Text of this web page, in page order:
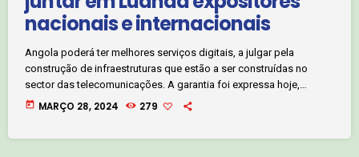
nacionais e internacionais
Angola poderá ter melhores serviços digitais, a julgar pela
construção de infraestruturas que estão a ser construídas no
sector das telecomunicações. A garantia foi expressa hoje,
quinta-feira, 28 de Março pelo Ministro das Telecomunicações,
today MARÇO 28, 2024 279